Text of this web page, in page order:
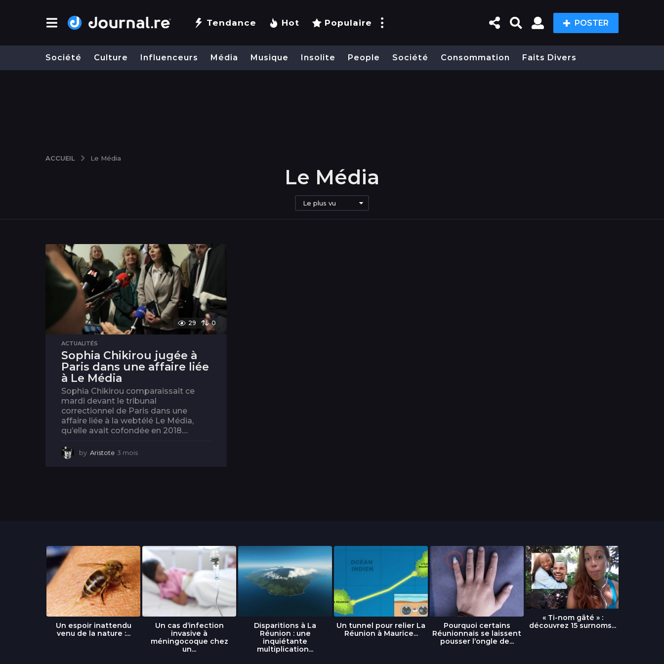
Tendance Hot Populaire POSTER
Société Culture Influenceurs Média Musique Insolite People Société Consommation Faits Divers
ACCUEIL Le Média
Le Média
Le plus vu
29 0
ACTUALITÉS
Sophia Chikirou jugée à
Paris dans une affaire liée
à Le Média
Sophia Chikirou comparaissait ce
mardi devant le tribunal
correctionnel de Paris dans une
affaire liée à la webtélé Le Média,
qu’elle avait cofondée en 2018....
by Aristote 3 mois
Un espoir inattendu
venu de la nature :...
Un cas d’infection
invasive à
méningocoque chez
un...
Disparitions à La
Réunion : une
inquiétante
multiplication...
Un tunnel pour relier La
Réunion à Maurice...
Pourquoi certains
Réunionnais se laissent
pousser l’ongle de...
« Ti-nom gâté » :
découvrez 15 surnoms...